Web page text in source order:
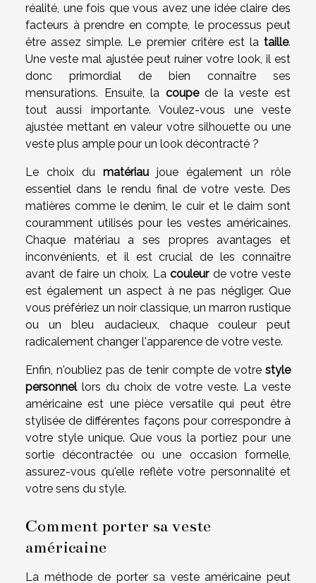
réalité, une fois que vous avez une idée claire des
facteurs à prendre en compte, le processus peut
être assez simple. Le premier critère est la taille.
Une veste mal ajustée peut ruiner votre look, il est
donc primordial de bien connaître ses
mensurations. Ensuite, la coupede la veste est
tout aussi importante. Voulez-vous une veste
ajustée mettant en valeur votre silhouette ou une
veste plus ample pour un look décontracté ?
Le choix du matériau joue également un rôle
essentiel dans le rendu final de votre veste. Des
matières comme le denim, le cuir et le daim sont
couramment utilisés pour les vestes américaines.
Chaque matériau a ses propres avantages et
inconvénients, et il est crucial de les connaître
avant de faire un choix. Lacouleurde votre veste
est également un aspect à ne pas négliger. Que
vous préfériez un noir classique, un marron rustique
ou un bleu audacieux, chaque couleur peut
radicalement changer l'apparence de votre veste.
Enfin, n'oubliez pas de tenir compte de votre style
personnellors du choix de votre veste. La veste
américaine est une pièce versatile qui peut être
stylisée de différentes façons pour correspondre à
votre style unique. Que vous la portiez pour une
sortie décontractée ou une occasion formelle,
assurez-vous qu'elle reflète votre personnalité et
votre sens du style.
Comment porter sa veste
américaine
La méthode de porter sa veste américaine peut